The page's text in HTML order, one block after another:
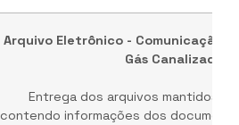
Arquivo Eletrônico - Comunicação,
Gás Canalizado
Entrega dos arquivos mantidos
contendo informações dos